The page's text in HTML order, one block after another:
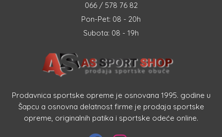
066 / 578 76 82
Pon-Pet: 08 - 20h
Subota: 08 - 19h
Prodavnica sportske opreme je osnovana 1995. godine u
Šapcu a osnovna delatnost firme je prodaja sportske
opreme, originalnih patika i sportske odeće online.